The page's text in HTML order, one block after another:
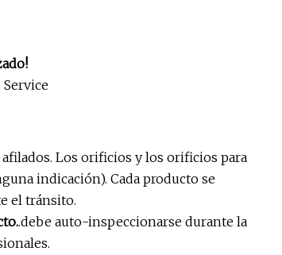
Los orificios y los orificios para
indicación). Cada producto se
el tránsito.
.debe auto-inspeccionarse durante la